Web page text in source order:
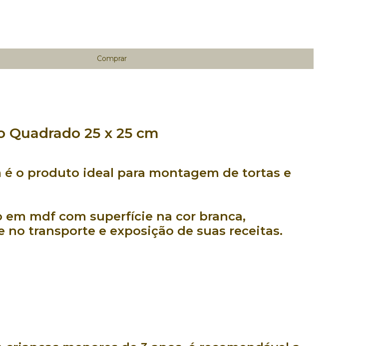
Quadrado 25 x 25 cm
é o produto ideal para montagem de tortas e
em mdfcom superfície na cor branca,
no transporte e exposição de suas receitas.